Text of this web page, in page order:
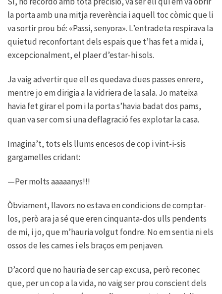
la porta amb una mitja reverència i aquell toc còmic que li
va sortir prou bé: «Passi, senyora». L’entradeta respirava la
quietud reconfortant dels espais que t’has fet a mida i,
excepcionalment, el plaer d’estar-hi sols.
Ja vaig advertir que ell es quedava dues passes enrere,
mentre jo em dirigia a la vidriera de la sala. Jo mateixa
havia fet girar el pom i la porta s’havia badat dos pams,
quan va ser com si una deflagració fes explotar la casa.
Imagina’t, tots els llums encesos de cop i vint-i-sis
gargamelles cridant:
—Per molts aaaaanys!!!
Òbviament, llavors no estava en condicions de comptar-
los, però ara ja sé que eren cinquanta-dos ulls pendents
de mi, i jo, que m’hauria volgut fondre. No em sentia ni els
ossos de les cames i els braços em penjaven.
D’acord que no hauria de ser cap excusa, però reconec
que, per un cop a la vida, no vaig ser prou conscient dels